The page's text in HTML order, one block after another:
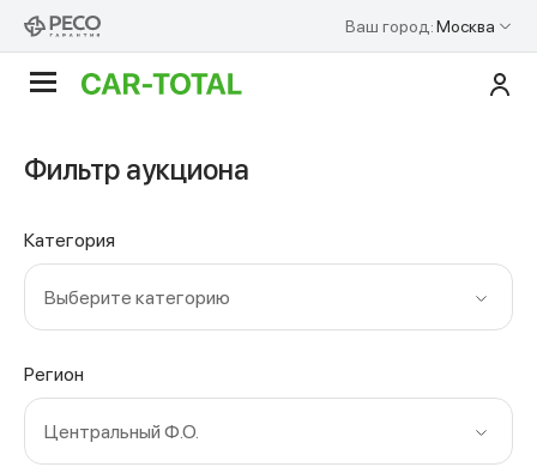
Ваш город:Москва
Аукционы
Фильтр аукциона
Категория
Выберите категорию
Регион
Центральный Ф.О.